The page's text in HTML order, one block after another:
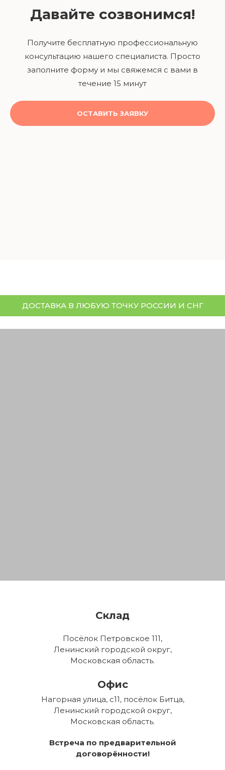
Давайте созвонимся!
Получите бесплатную профессиональную
консультацию нашего специалиста. Просто
заполните форму и мы свяжемся с вами в
течение 15 минут
ОСТАВИТЬ ЗАЯВКУ
ДОСТАВКА В ЛЮБУЮ ТОЧКУ РОССИИ И СНГ
Склад
Посёлок Петровское 111,
Ленинский городской округ,
Московская область.
Офис
Нагорная улица, с11, посёлок Битца,
Ленинский городской округ,
Московская область.
Встреча по предварительной
договорённости!